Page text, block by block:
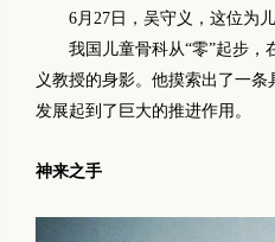
6月27日，吴守义，这位为儿
我国儿童骨科从“零”起步，
义教授的身影。他摸索出了一
发展起到了巨大的推进作用。
神来之手